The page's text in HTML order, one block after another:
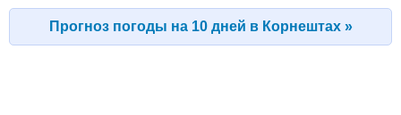
Прогноз погоды на 10 дней в Корнештах »